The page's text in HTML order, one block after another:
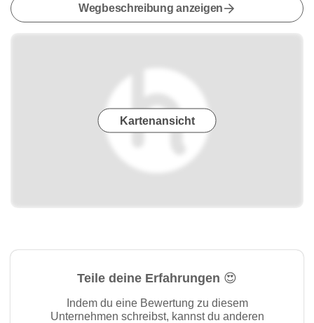
Wegbeschreibung anzeigen
Kartenansicht
Teile deine Erfahrungen 😍
Indem du eine Bewertung zu diesem
Unternehmen schreibst, kannst du anderen